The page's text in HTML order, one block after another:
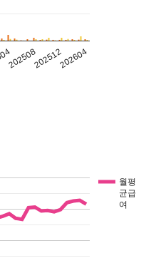
202508202512202604
월평
균급
여